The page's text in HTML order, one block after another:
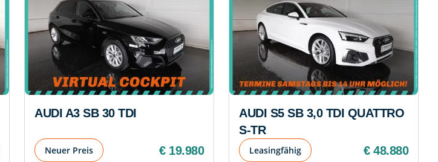
AUDI A3 SB 30 TDI
Neuer Preis € 19.980
AUDI S5 SB 3,0 TDI QUATTRO
S-TR
Leasingfähig € 48.880